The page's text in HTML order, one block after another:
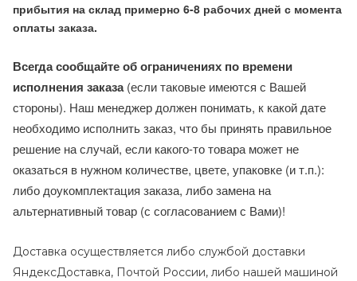
прибытия на склад примерно 6-8 рабочих дней с момента
оплаты заказа.
Всегда сообщайте об ограничениях по времени
исполнения заказа(если таковые имеются с Вашей
стороны). Наш менеджер должен понимать, к какой дате
необходимо исполнить заказ, что бы принять правильное
решение на случай, если какого-то товара может не
оказаться в нужном количестве, цвете, упаковке (и т.п.):
либо доукомплектация заказа, либо замена на
альтернативный товар (с согласованием с Вами)!
Доставка осуществляется либо службой доставки
ЯндексДоставка, Почтой России, либо нашей машиной